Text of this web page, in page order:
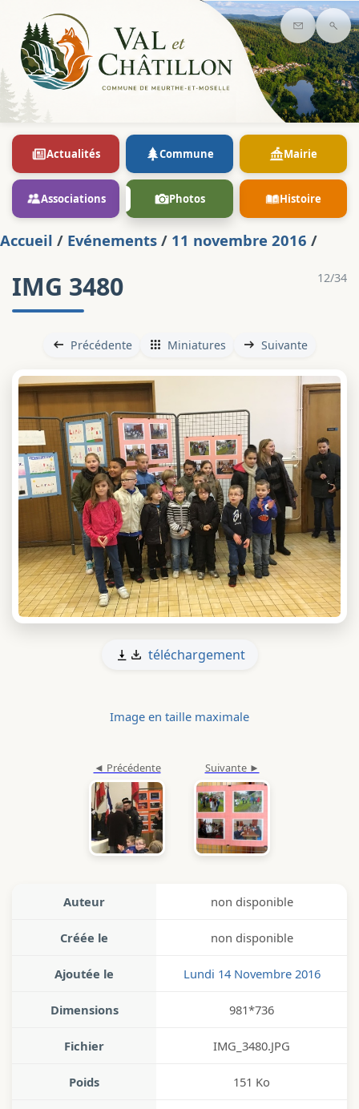
Contact
Actualités Commune Mairie
Associations Photos Histoire
Accueil / Evénements / 11 novembre 2016 /
12/34
IMG 3480
Précédente Miniatures Suivante
téléchargement
Image en taille maximale
Auteur non disponible
Créée le non disponible
Ajoutée le Lundi 14 Novembre 2016
Dimensions 981*736
Fichier IMG_3480.JPG
Poids 151 Ko